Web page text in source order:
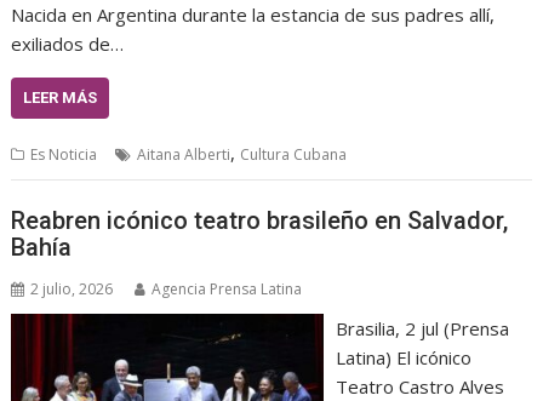
Nacida en Argentina durante la estancia de sus padres allí,
exiliados de…
LEER MÁS
Es Noticia Aitana Alberti, Cultura Cubana
Reabren icónico teatro brasileño en Salvador,
Bahía
2 julio, 2026 Agencia Prensa Latina
Brasilia, 2 jul (Prensa
Latina) El icónico
Teatro Castro Alves